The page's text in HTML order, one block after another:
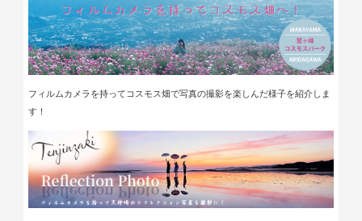
フィルムカメラを持ってコスモス畑で写真の撮影を楽しんだ様子を紹介しま
す！